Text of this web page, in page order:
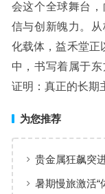
会这个全球舞台
信与创新魄力。
化载体，益禾堂正
中，书写着属于
证明：真正的长期
为您推荐
贵金属狂飙突
暑期慢旅激活“